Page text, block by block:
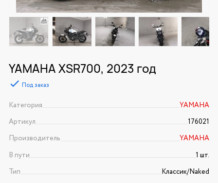
YAMAHA XSR700, 2023 год
Под заказ
Категория
YAMAHA
Артикул
176021
Производитель
YAMAHA
В пути
1 шт.
Тип
Классик/Naked